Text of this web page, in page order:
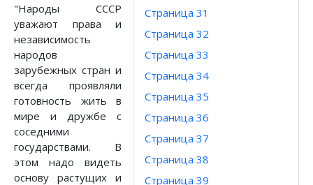
Страница 31
Страница 32
Страница 33
Страница 34
Страница 35
Страница 36
Страница 37
Страница 38
Страница 39
"Народы СССР
уважают права и
независимость
народов
зарубежных стран и
всегда проявляли
готовность жить в
мире и дружбе с
соседними
государствами. В
этом надо видеть
основу растущих и